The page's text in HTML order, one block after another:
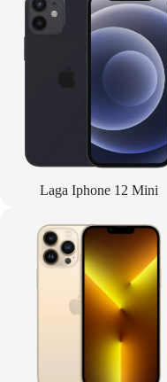
Laga Iphone 12 Mini